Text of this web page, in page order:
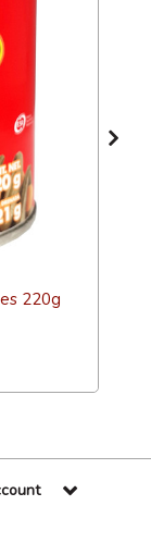
220g